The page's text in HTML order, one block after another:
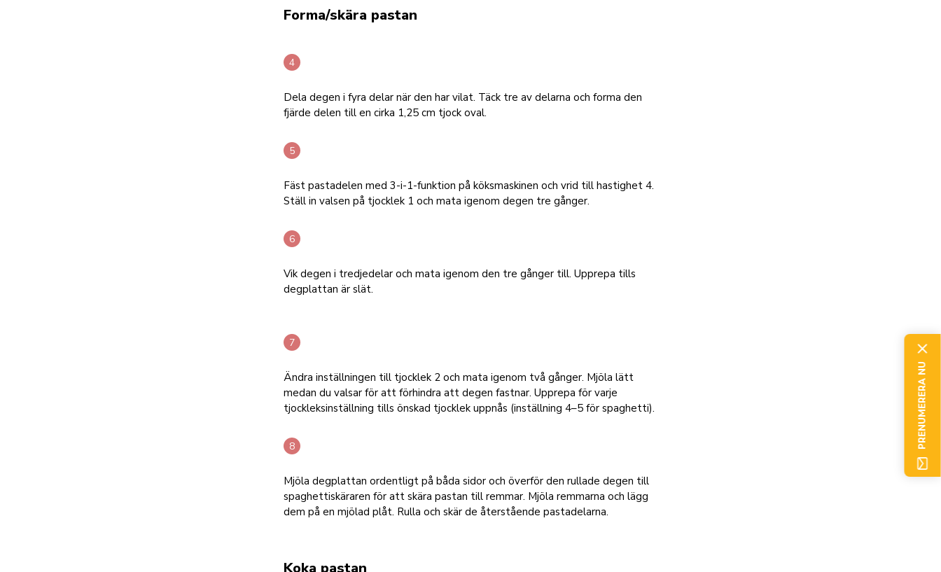
Forma/skära pastan
Dela degen i fyra delar när den har vilat. Täck tre av delarna och forma den
fjärde delen till en cirka 1,25 cm tjock oval.
Fäst pastadelen med 3-i-1-funktion på köksmaskinen och vrid till hastighet 4.
Ställ in valsen på tjocklek 1 och mata igenom degen tre gånger.
Vik degen i tredjedelar och mata igenom den tre gånger till. Upprepa tills
degplattan är slät.
Ändra inställningen till tjocklek 2 och mata igenom två gånger. Mjöla lätt
medan du valsar för att förhindra att degen fastnar. Upprepa för varje
tjockleksinställning tills önskad tjocklek uppnås (inställning 4–5 för spaghetti).
Mjöla degplattan ordentligt på båda sidor och överför den rullade degen till
spaghettiskäraren för att skära pastan till remmar. Mjöla remmarna och lägg
dem på en mjölad plåt. Rulla och skär de återstående pastadelarna.
Koka pastan
PRENUMERERA NU